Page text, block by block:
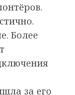
Более
за его